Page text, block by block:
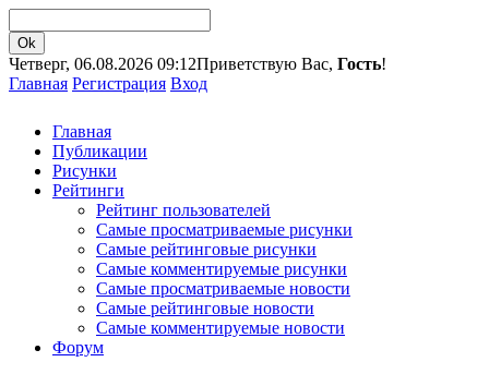
Четверг, 06.08.2026 09:12Приветствую Вас, Гость!
Главная Регистрация Вход
Главная
Публикации
Рисунки
Рейтинги
Рейтинг пользователей
Самые просматриваемые рисунки
Самые рейтинговые рисунки
Самые комментируемые рисунки
Самые просматриваемые новости
Самые рейтинговые новости
Самые комментируемые новости
Форум